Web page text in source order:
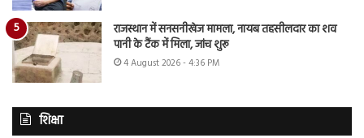
राजस्थान में सनसनीखेज मामला, नायब तहसीलदार का शव
पानी के टैंक में मिला, जांच शुरू
4 August 2026 - 4:36 PM
शिक्षा